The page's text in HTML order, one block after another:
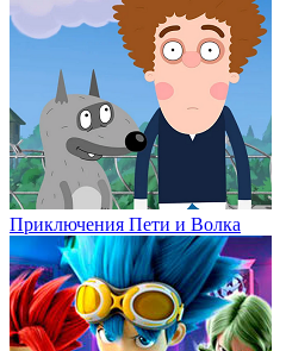
Приключения Пети и Волка